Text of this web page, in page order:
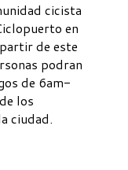
cicista
en
de este
podran
de 6am-
los
ciudad.